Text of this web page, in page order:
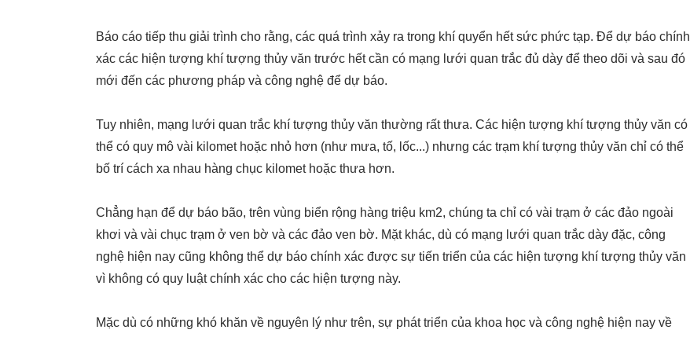
Báo cáo tiếp thu giải trình cho rằng, các quá trình xảy ra trong khí quyển hết sức phức tạp. Để dự báo chính
xác các hiện tượng khí tượng thủy văn trước hết cần có mạng lưới quan trắc đủ dày để theo dõi và sau đó
mới đến các phương pháp và công nghệ để dự báo.
Tuy nhiên, mạng lưới quan trắc khí tượng thủy văn thường rất thưa. Các hiện tượng khí tượng thủy văn có
thể có quy mô vài kilomet hoặc nhỏ hơn (như mưa, tố, lốc...) nhưng các trạm khí tượng thủy văn chỉ có thể
bố trí cách xa nhau hàng chục kilomet hoặc thưa hơn.
Chẳng hạn để dự báo bão, trên vùng biển rộng hàng triệu km2, chúng ta chỉ có vài trạm ở các đảo ngoài
khơi và vài chục trạm ở ven bờ và các đảo ven bờ. Mặt khác, dù có mạng lưới quan trắc dày đặc, công
nghệ hiện nay cũng không thể dự báo chính xác được sự tiến triển của các hiện tượng khí tượng thủy văn
vì không có quy luật chính xác cho các hiện tượng này.
Mặc dù có những khó khăn về nguyên lý như trên, sự phát triển của khoa học và công nghệ hiện nay về